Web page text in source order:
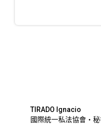
TIRADO Ignacio
國際統一私法協會・